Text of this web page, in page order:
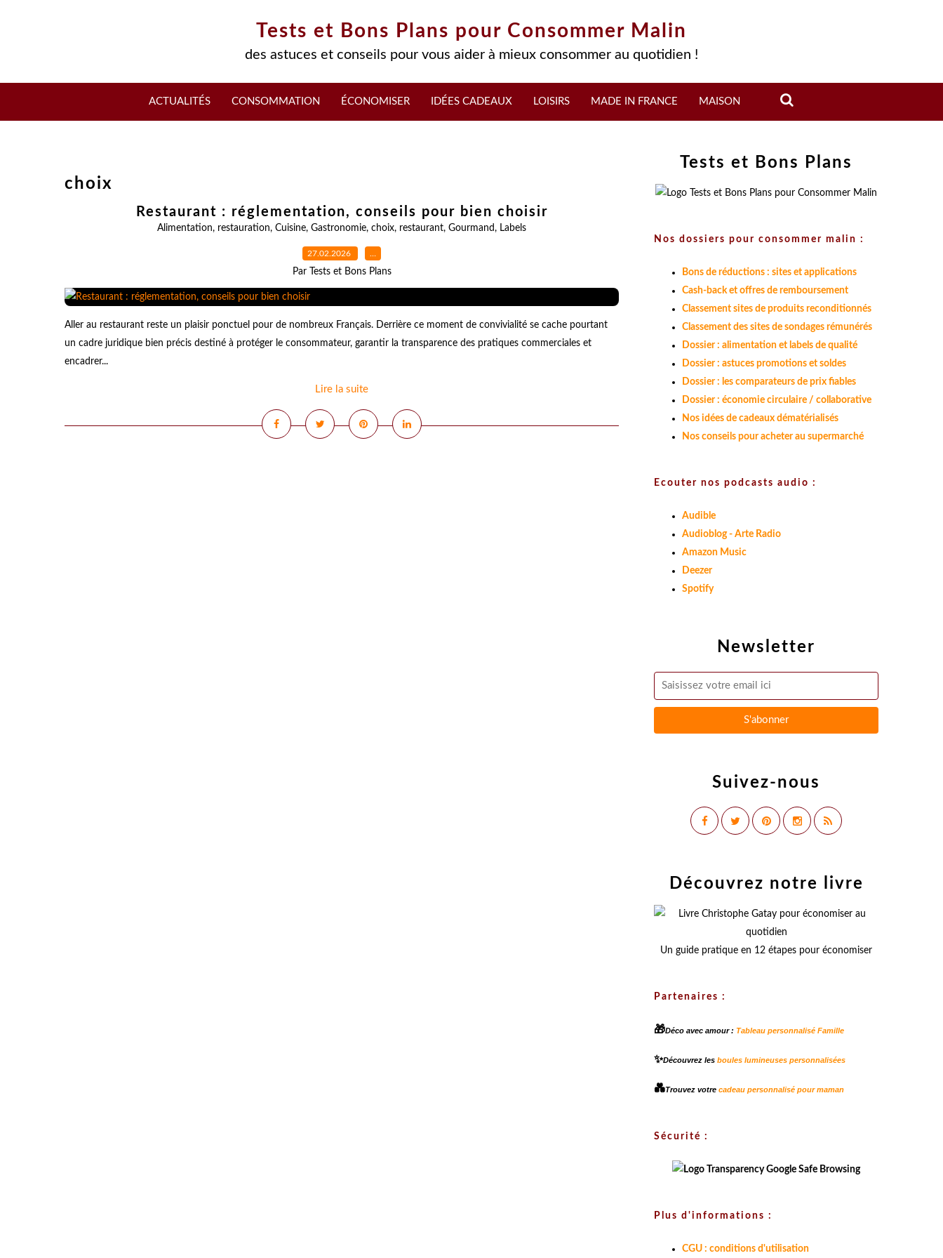
Tests et Bons Plans pour Consommer Malin
des astuces et conseils pour vous aider à mieux consommer au quotidien !
ACTUALITÉS CONSOMMATION ÉCONOMISER IDÉES CADEAUX LOISIRS MADE IN FRANCE MAISON
choix
Restaurant : réglementation, conseils pour bien choisir
Alimentation, restauration, Cuisine, Gastronomie, choix, restaurant, Gourmand, Labels
27.02.2026 …
Par Tests et Bons Plans
Aller au restaurant reste un plaisir ponctuel pour de nombreux Français. Derrière ce moment de convivialité se cache pourtant
un cadre juridique bien précis destiné à protéger le consommateur, garantir la transparence des pratiques commerciales et
encadrer...
Lire la suite
Newsletter
Suivez-nous
Tests et Bons Plans
Nos dossiers pour consommer malin :
Bons de réductions : sites et applications
Cash-back et offres de remboursement
Classement sites de produits reconditionnés
Classement des sites de sondages rémunérés
Dossier : alimentation et labels de qualité
Dossier : astuces promotions et soldes
Dossier : les comparateurs de prix fiables
Dossier : économie circulaire / collaborative
Nos idées de cadeaux dématérialisés
Nos conseils pour acheter au supermarché
Ecouter nos podcasts audio :
Audible
Audioblog - Arte Radio
Amazon Music
Deezer
Spotify
Découvrez notre livre
Un guide pratique en 12 étapes pour économiser
Partenaires :
🎁Déco avec amour : Tableau personnalisé Famille
✨Découvrez les boules lumineuses personnalisées
💑Trouvez votre cadeau personnalisé pour maman
Sécurité :
Plus d'informations :
CGU : conditions d'utilisation